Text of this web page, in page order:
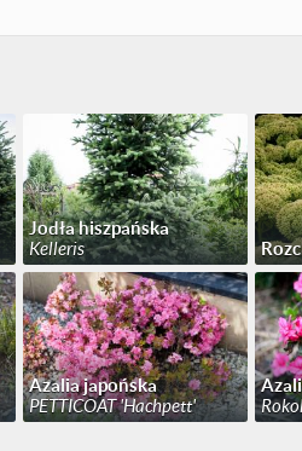
Jodła hiszpańska
Kelleris
Azalia japońska
PETTICOAT 'Hachpett'